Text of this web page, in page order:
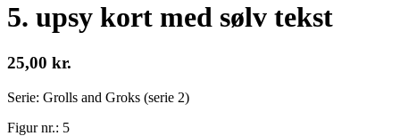
5. upsy kort med sølv tekst
25,00 kr.
Serie: Grolls and Groks (serie 2)
Figur nr.: 5